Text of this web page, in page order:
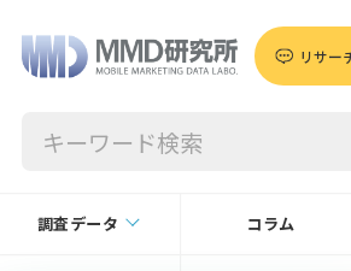
リサー
調査データ コラム